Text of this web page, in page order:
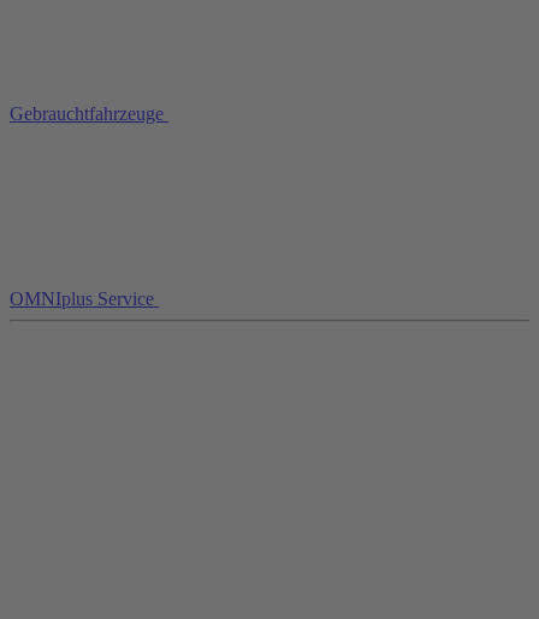
Gebrauchtfahrzeuge
OMNIplus Service